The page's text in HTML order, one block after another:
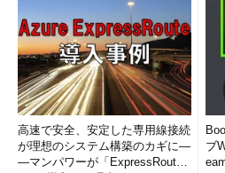
高速で安全、安定した専用線接続
が理想のシステム構築のカギに―
―マンパワーが「ExpressRout
ブ